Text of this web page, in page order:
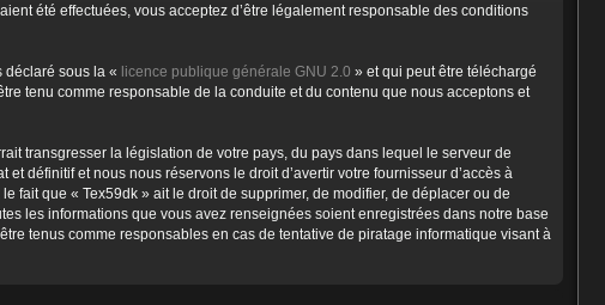
été effectuées, vous acceptez d’être légalement responsable des conditions
déclaré sous la « licence publique générale GNU 2.0 » et qui peut être téléchargé
tenu comme responsable de la conduite et du contenu que nous acceptons et
transgresser la législation de votre pays, du pays dans lequel le serveur de
définitif et nous nous réservons le droit d’avertir votre fournisseur d’accès à
fait que « Tex59dk » ait le droit de supprimer, de modifier, de déplacer ou de
les informations que vous avez renseignées soient enregistrées dans notre base
tenus comme responsables en cas de tentative de piratage informatique visant à